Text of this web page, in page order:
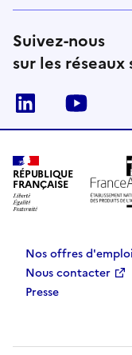
Suivez-nous
sur les réseaux
Linkedin
RÉPUBLIQUE
FRANÇAISE
Nos offres d'emploi
Nous contacter
Presse